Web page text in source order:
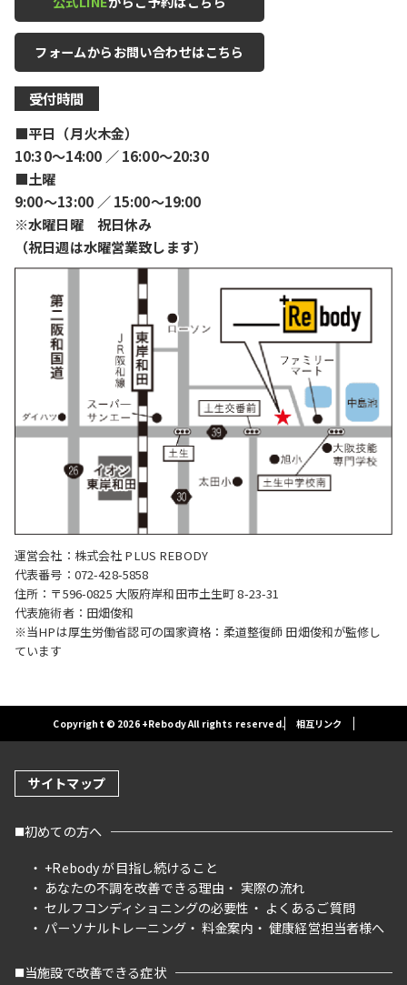
フォームからお問い合わせはこちら
受付時間
■平日（月火木金）
10:30〜14:00 ／ 16:00〜20:30
■土曜
9:00〜13:00 ／ 15:00〜19:00
※水曜日曜 祝日休み
（祝日週は水曜営業致します）
運営会社：株式会社 PLUS REBODY
代表番号：072-428-5858
住所：〒596-0825 大阪府岸和田市土生町 8-23-31
代表施術者：田畑俊和
※当HPは厚生労働省認可の国家資格：柔道整復師 田畑俊和が監修し
ています
Copyright © 2026 +Rebody All rights reserved. 相互リンク
サイトマップ
初めての方へ
+Rebody が目指し続けること
あなたの不調を改善できる理由
実際の流れ
セルフコンディショニングの必要性
よくあるご質問
パーソナルトレーニング
料金案内 健康経営担当者様へ
当施設で改善できる症状